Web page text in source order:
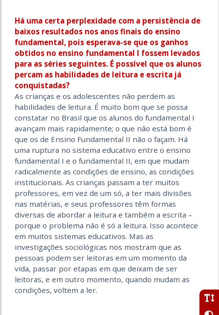
Há uma certa perplexidade com a persistência de
baixos resultados nos anos finais do ensino
fundamental, pois esperava-se que os ganhos
obtidos no ensino fundamental I fossem levados
para as séries seguintes. É possível que os alunos
percam as habilidades de leitura e escrita já
conquistadas?
As crianças e os adolescentes não perdem as
habilidades de leitura. É muito bom que se possa
constatar no Brasil que os alunos do fundamental I
avançam mais rapidamente; o que não está bom é
que os de Ensino Fundamental II não o façam. Há
uma ruptura no sistema educativo entre o ensino
fundamental I e o fundamental II, em que mudam
radicalmente as condições de ensino, as condições
institucionais. As crianças passam a ter muitos
professores, em vez de um só, a ter mais divisões
nas matérias, e seus professores têm formas
diversas de abordar a leitura e também a escrita –
porque o problema não é só a leitura. Isso acontece
em muitos sistemas educativos. Mas as
investigações sociológicas nos mostram que as
pessoas podem ser leitoras em um momento da
vida, passar por etapas em que deixam de ser
leitoras, e em outro momento, quando mudam as
condições, voltem a ler.